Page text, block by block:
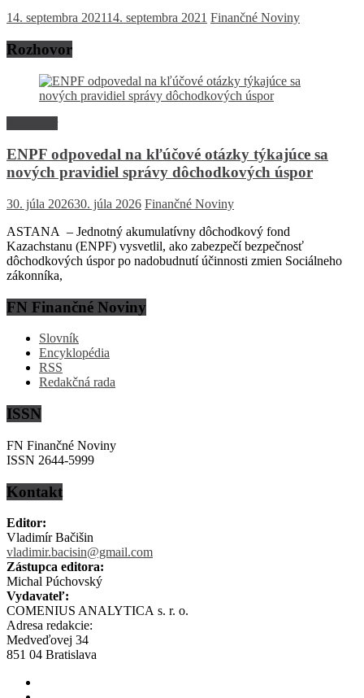
14. septembra 202114. septembra 2021 Finančné Noviny
Rozhovor
ENPF odpovedal na kľúčové otázky týkajúce sa
nových pravidiel správy dôchodkových úspor
30. júla 202630. júla 2026 Finančné Noviny
ASTANA – Jednotný akumulatívny dôchodkový fond
Kazachstanu (ENPF) vysvetlil, ako zabezpečí bezpečnosť
dôchodkových úspor po nadobudnutí účinnosti zmien Sociálneho
zákonníka,
FN Finančné Noviny
Slovník
Encyklopédia
RSS
Redakčná rada
ISSN
FN Finančné Noviny
ISSN 2644-5999
Kontakt
Editor:
Vladimír Bačišin
vladimir.bacisin@gmail.com
Zástupca editora:
Michal Púchovský
Vydavateľ:
COMENIUS ANALYTICA s. r. o.
Adresa redakcie:
Medveďovej 34
851 04 Bratislava